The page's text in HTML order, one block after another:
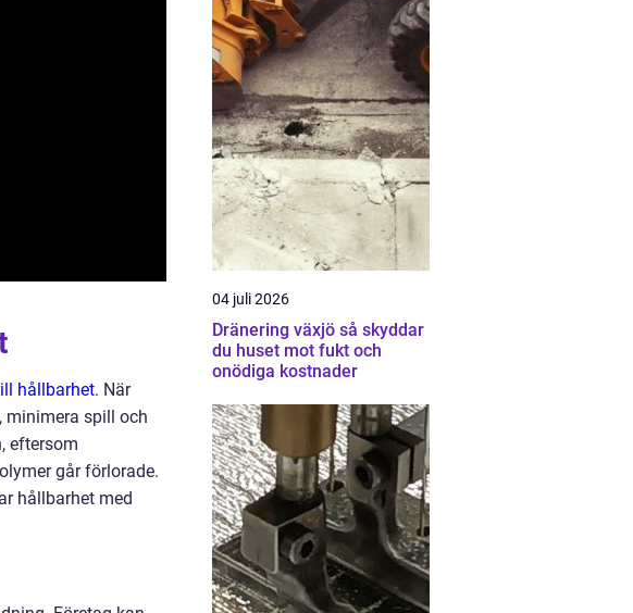
hållbarhet. När
minimera spill och
eftersom
går förlorade.
hållbarhet med
04 juli 2026
Dränering växjö så skyddar
du huset mot fukt och
onödiga kostnader